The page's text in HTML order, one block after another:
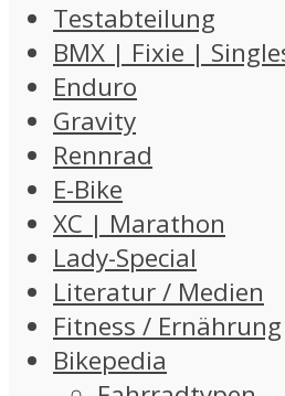
Testabteilung
BMX | Fixie |
Enduro
Gravity
Rennrad
E-Bike
XC | Marathon
Lady-Special
Literatur / Medien
Fitness / Ernährung
Bikepedia